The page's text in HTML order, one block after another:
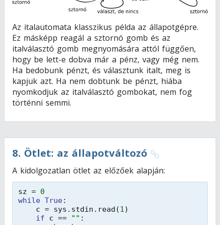
Az italautomata klasszikus példa az állapotgépre.
Ez másképp reagál a sztornó gomb és az
italválasztó gomb megnyomására attól függően,
hogy be lett-e dobva már a pénz, vagy még nem.
Ha bedobunk pénzt, és választunk italt, meg is
kapjuk azt. Ha nem dobtunk be pénzt, hiába
nyomkodjuk az italválasztó gombokat, nem fog
történni semmi.
8. Ötlet: az állapotváltozó
A kidolgozatlan ötlet az előzőek alapján:
sz = 0
while True:
c = sys.stdin.read(1)
if
c == "" :